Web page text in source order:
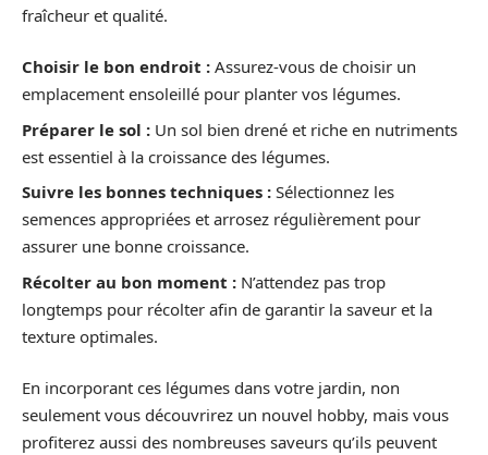
fraîcheur et qualité.
Choisir le bon endroit : Assurez-vous de choisir un
emplacement ensoleillé pour planter vos légumes.
Préparer le sol : Un sol bien drené et riche en nutriments
est essentiel à la croissance des légumes.
Suivre les bonnes techniques : Sélectionnez les
semences appropriées et arrosez régulièrement pour
assurer une bonne croissance.
Récolter au bon moment : N’attendez pas trop
longtemps pour récolter afin de garantir la saveur et la
texture optimales.
En incorporant ces légumes dans votre jardin, non
seulement vous découvrirez un nouvel hobby, mais vous
profiterez aussi des nombreuses saveurs qu’ils peuvent